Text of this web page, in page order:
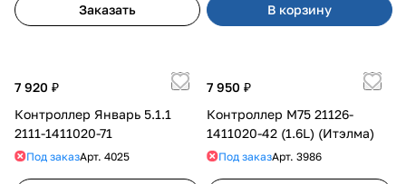
Заказать В корзину
7 920 ₽
Контроллер Январь 5.1.1
2111-1411020-71
Под заказАрт. 4025
7 950 ₽
Контроллер М75 21126-
1411020-42 (1.6L) (Итэлма)
Под заказАрт. 3986